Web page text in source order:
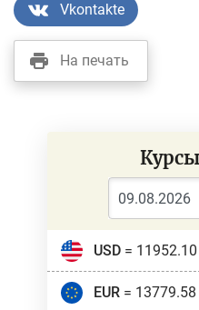
Vkontakte
На печать
USD= 11952.10
EUR= 13779.58